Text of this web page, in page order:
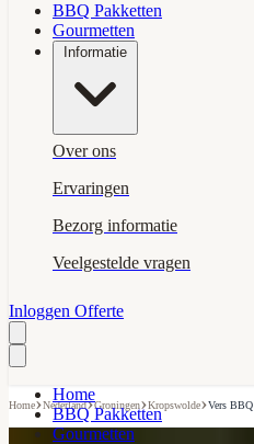
BBQ Pakketten
Gourmetten
Informatie
Over ons
Ervaringen
Bezorg informatie
Veelgestelde vragen
Inloggen Offerte
Home
BBQ Pakketten
Gourmetten
Home›Nederland›Groningen›Kropswolde›Vers